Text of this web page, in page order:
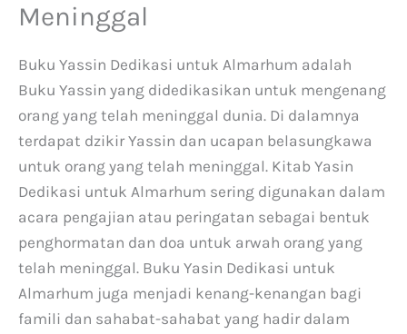
Meninggal
Buku Yassin Dedikasi untuk Almarhum adalah
Buku Yassin yang didedikasikan untuk mengenang
orang yang telah meninggal dunia. Di dalamnya
terdapat dzikir Yassin dan ucapan belasungkawa
untuk orang yang telah meninggal. Kitab Yasin
Dedikasi untuk Almarhum sering digunakan dalam
acara pengajian atau peringatan sebagai bentuk
penghormatan dan doa untuk arwah orang yang
telah meninggal. Buku Yasin Dedikasi untuk
Almarhum juga menjadi kenang-kenangan bagi
famili dan sahabat-sahabat yang hadir dalam